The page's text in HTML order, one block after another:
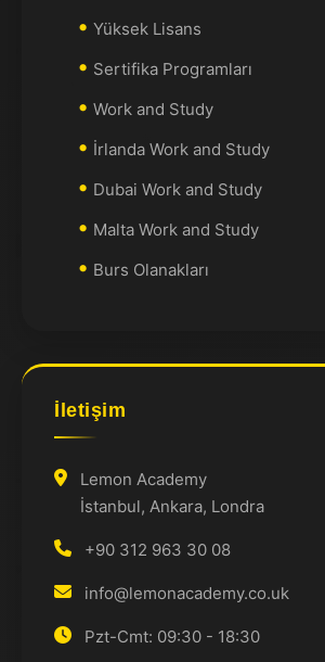
Yüksek Lisans
Sertifika Programları
Work and Study
İrlanda Work and Study
Dubai Work and Study
Malta Work and Study
Burs Olanakları
İletişim
Lemon Academy
İstanbul, Ankara, Londra
+90 312 963 30 08
info@lemonacademy.co.uk
Pzt-Cmt: 09:30 - 18:30